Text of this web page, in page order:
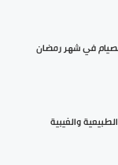
في شهر رمضان
والغيبية